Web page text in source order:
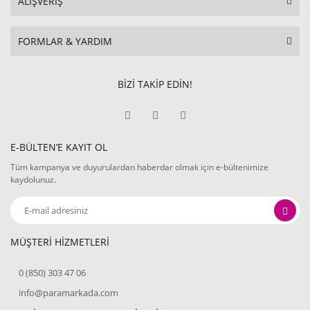
FORMLAR & YARDIM
BİZİ TAKİP EDİN!
E-BÜLTEN’E KAYIT OL
Tüm kampanya ve duyurulardan haberdar olmak için e-bültenimize
kaydolunuz.
MÜŞTERİ HİZMETLERİ
0 (850) 303 47 06
info@paramarkada.com